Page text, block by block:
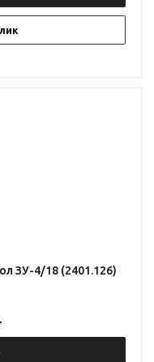
ЗУ-4/18 (2401.126)